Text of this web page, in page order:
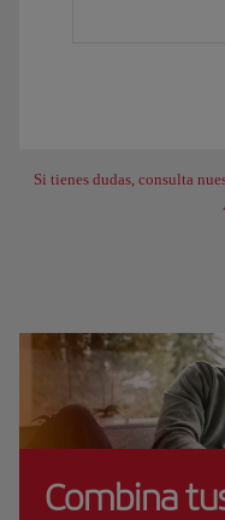
Si tienes dudas, consulta
Combina